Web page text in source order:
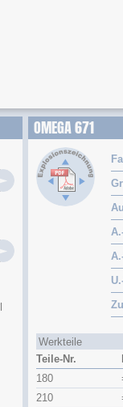
OMEGA 671
Werkteile
Teile-Nr.
180
210